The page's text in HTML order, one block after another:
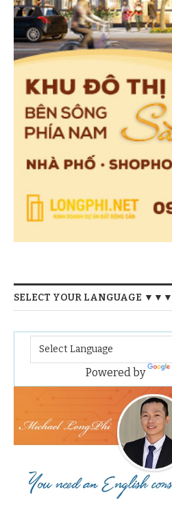
SELECT YOUR LANGUAGE ▼▼▼
Powered by